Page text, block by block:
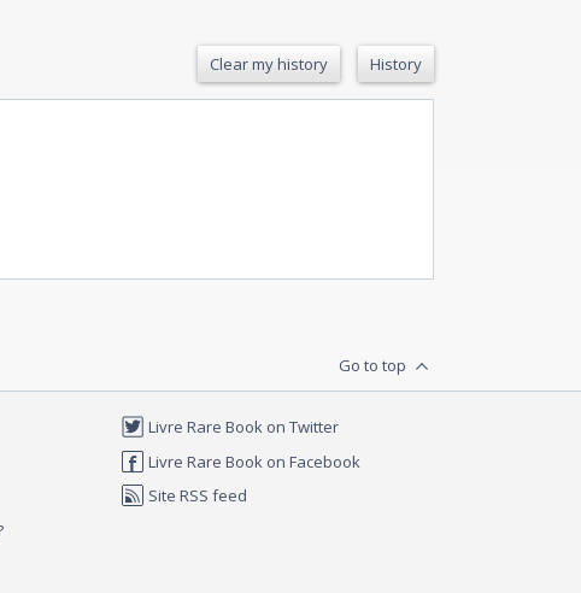
Clear my history History
Go to top
Livre Rare Book on Twitter
Livre Rare Book on Facebook
Site RSS feed